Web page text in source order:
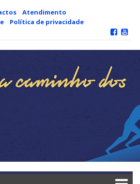
Atendimento
Política de privacidade